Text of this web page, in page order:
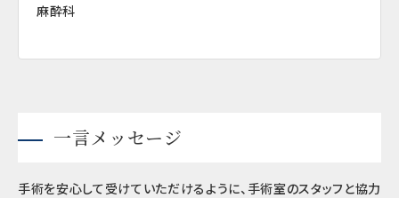
麻酔科
一言メッセージ
手術を安心して受けていただけるように、手術室のスタッフと協力